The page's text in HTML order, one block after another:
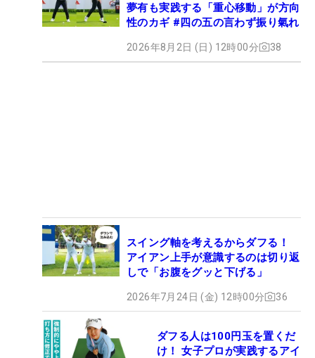
夢有も実践する「重心移動」が方向
性のカギ #四の五の言わず振り氣れ
2026年8月2日 (日) 12時00分 38
スイング軸を考えるからダフる！
アイアン上手が意識するのは切り返
しで「お腹をグッと下げる」
2026年7月24日 (金) 12時00分 36
ダフる人は100円玉を置くだ
け！ 女子プロが実践するアイ